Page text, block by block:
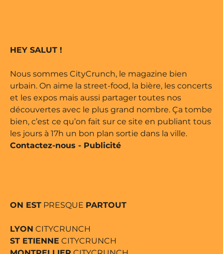
par Buena Onda Web •
HEY SALUT !
Nous sommes CityCrunch, le magazine bien
urbain. On aime la street-food, la bière, les concerts
et les expos mais aussi partager toutes nos
découvertes avec le plus grand nombre. Ça tombe
bien, c’est ce qu’on fait sur ce site en publiant tous
les jours à 17h un bon plan sortie dans la ville.
Contactez-nous - Publicité
ON EST PRESQUE PARTOUT
LYON CITYCRUNCH
ST ETIENNE CITYCRUNCH